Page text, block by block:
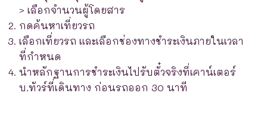
> เลือกจำนวนผู้โดยสาร
กดค้นหาเที่ยวรถ
เลือกเที่ยวรถ และเลือกช่องทางชำระเงินภายในเวลา
ที่กำหนด
นำหลักฐานการชำระเงินไปรับตั๋วจริงที่เคาน์เตอร์
บ.ทัวร์ที่เดินทาง ก่อนรถออก 30 นาที